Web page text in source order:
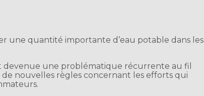
une quantité importante d’eau potable dans les
devenue une problématique récurrente au fil
nouvelles règles concernant les efforts qui